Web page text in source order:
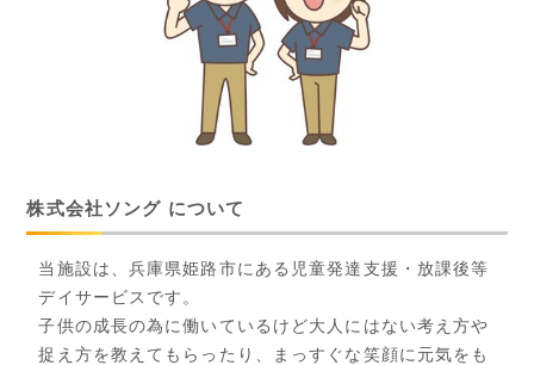
株式会社ソング について
当施設は、兵庫県姫路市にある児童発達支援・放課後等
デイサービスです。
子供の成長の為に働いているけど大人にはない考え方や
捉え方を教えてもらったり、まっすぐな笑顔に元気をも